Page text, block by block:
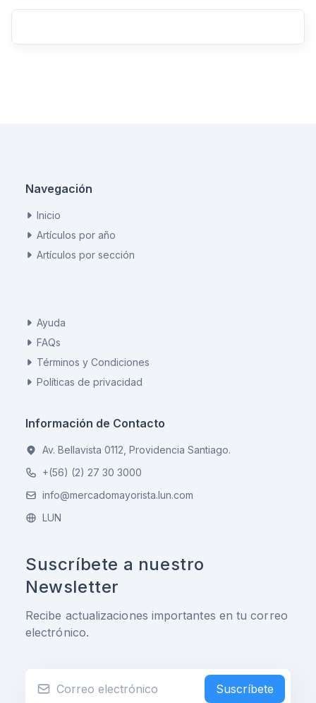
Navegación
Inicio
Artículos por año
Artículos por sección
Ayuda
FAQs
Términos y Condiciones
Políticas de privacidad
Información de Contacto
Av. Bellavista 0112, Providencia Santiago.
+(56) (2) 27 30 3000
info@mercadomayorista.lun.com
LUN
Suscríbete a nuestro
Newsletter
Recibe actualizaciones importantes en tu correo
electrónico.
Suscríbete